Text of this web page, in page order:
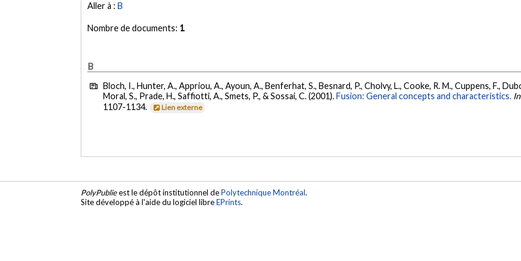
Aller à :B
Nombre de documents: 1
B
Bloch, I., Hunter, A., Appriou, A., Ayoun, A., Benferhat, S., Besnard, P., Cholvy, L., Cooke, R. M., Cuppens, F.,
Moral, S., Prade, H., Saffiotti, A., Smets, P., & Sossai, C. (2001).Fusion: General concepts and characteristics.
1107-1134.
Lien externe
PolyPublieest le dépôt institutionnel dePolytechnique Montréal.
Site développé à l'aide du logiciel libreEPrints.